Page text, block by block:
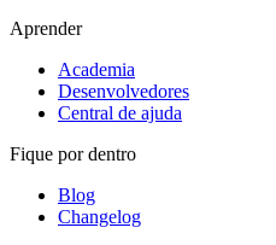
Aprender
Academia
Desenvolvedores
Central de ajuda
Fique por dentro
Blog
Changelog